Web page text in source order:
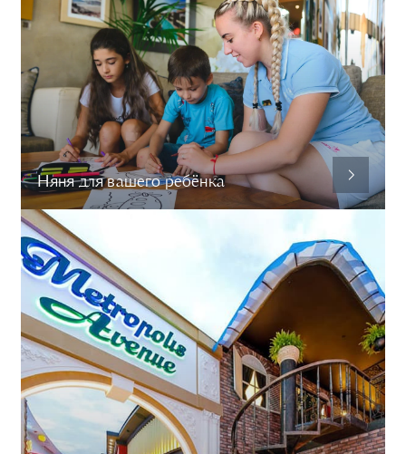
Няня для вашего ребёнка